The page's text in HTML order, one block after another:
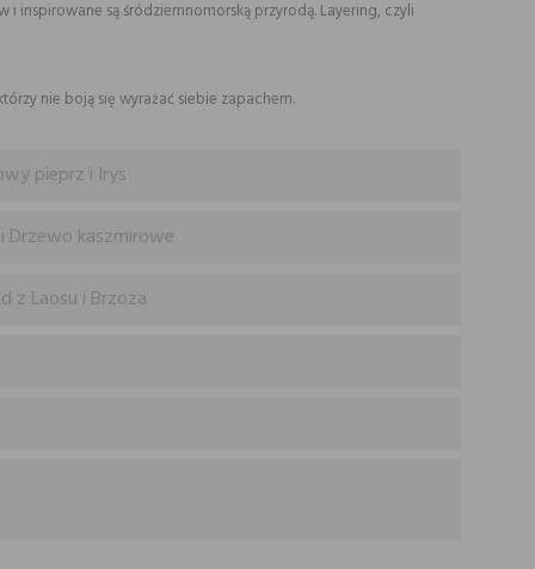
inspirowane są śródziemnomorską przyrodą. Layering, czyli
nie boją się wyrażać siebie zapachem.
pieprz i Irys
Drzewo kaszmirowe
z Laosu i Brzoza